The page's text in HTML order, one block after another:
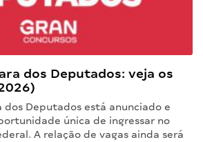
dos Deputados: veja os
dos Deputados está anunciado e
única de ingressar no
A relação de vagas ainda será